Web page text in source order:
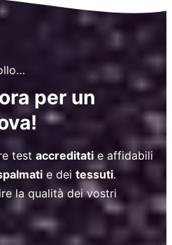
per un
testaccreditati e affidabili
e deitessuti.
la qualità dei vostri